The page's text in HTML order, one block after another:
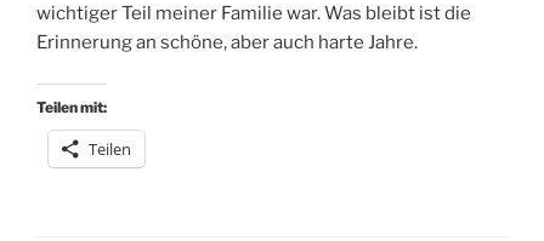
wichtiger Teil meiner Familie war. Was bleibt ist die
Erinnerung an schöne, aber auch harte Jahre.
Teilen mit:
Teilen